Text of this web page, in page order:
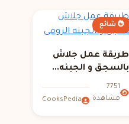
شائع
طريقة عمل جلاش
بالسجق و الجبنه...
7751
مشاهدة
CooksPedia